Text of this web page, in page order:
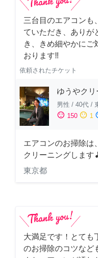
三台目のエアコンも
ていただき、ありが
き、きめ細やかにご
おります‼️
依頼されたチケット
ゆうやクリ
男性 / 40代 /
sentiment_satisfied 150 sentiment_neutral 1
エアコンのお掃除は
クリーニングします
東京都
大満足です！とても
のお掃除のコツなど